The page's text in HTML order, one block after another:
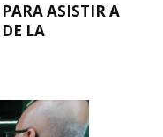
ASISTIR A
LA